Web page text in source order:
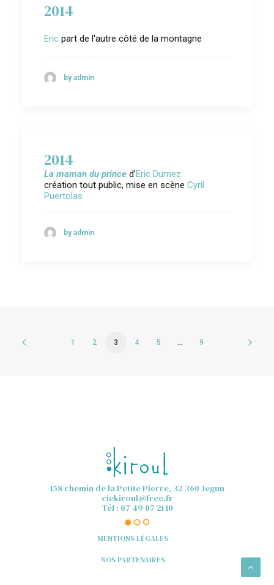
2014
Eric part de l'autre côté de la montagne
by admin
2014
La maman du prince d’Eric Durnez
création tout public, mise en scène Cyril
Puertolas
by admin
1 2 3 4 5 … 9
158 chemin de la Petite Pierre, 32 360 Jegun
ciekiroul@free.fr
Tél : 07 49 07 21 10
MENTIONS LÉGALES
NOS PARTENAIRES